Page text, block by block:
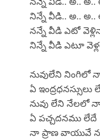
నిన్నే వీడి.. అ.. అ..
నన్నే వీడి ఎటో
నిన్నే వీడి ఎటూ
నువులేని నింగిలో
ఏ ఇంద్రధనస్సులు
నువు లేని నేలలో
ఏ పచ్చదనము లేదే
నా ప్రాణ వాయువే